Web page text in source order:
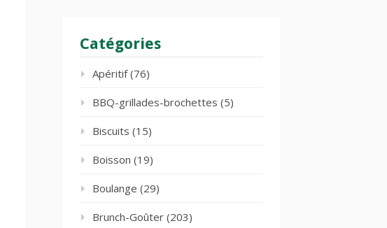
Catégories
Apéritif(76)
BBQ-grillades-brochettes (5)
Biscuits (15)
Boisson (19)
Boulange (29)
Brunch-Goûter (203)